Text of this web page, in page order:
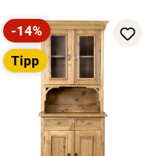
Rabatt
-14%
Tipp